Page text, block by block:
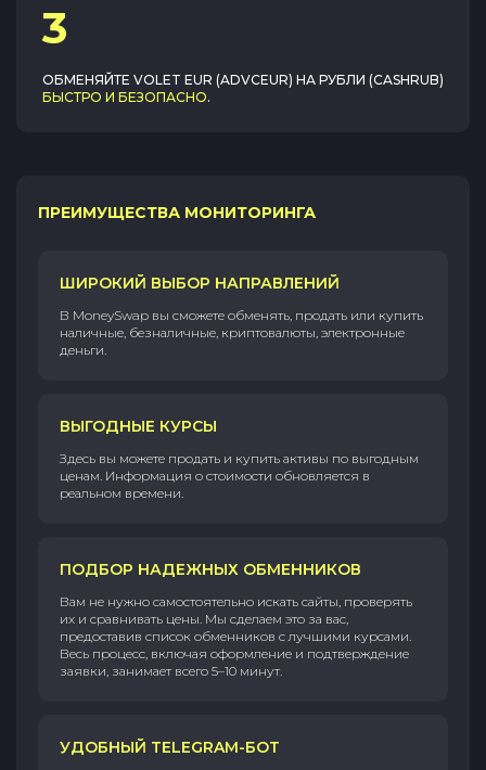
3
ОБМЕНЯЙТЕ VOLET EUR (ADVCEUR) НА РУБЛИ (CASHRUB)
БЫСТРО И БЕЗОПАСНО.
ПРЕИМУЩЕСТВА МОНИТОРИНГА
ШИРОКИЙ ВЫБОР НАПРАВЛЕНИЙ
В MoneySwap вы сможете обменять, продать или купить
наличные, безналичные, криптовалюты, электронные
деньги.
ВЫГОДНЫЕ КУРСЫ
Здесь вы можете продать и купить активы по выгодным
ценам. Информация о стоимости обновляется в
реальном времени.
ПОДБОР НАДЕЖНЫХ ОБМЕННИКОВ
Вам не нужно самостоятельно искать сайты, проверять
их и сравнивать цены. Мы сделаем это за вас,
предоставив список обменников с лучшими курсами.
Весь процесс, включая оформление и подтверждение
заявки, занимает всего 5–10 минут.
УДОБНЫЙ TELEGRAM-БОТ